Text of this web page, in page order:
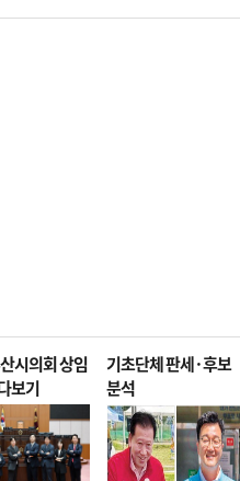
타는 부산시장…관용차 규정에 막
시의회 상임
보기
기초단체 판세·후보
분석